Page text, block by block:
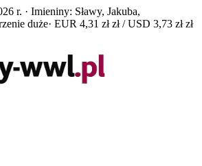
r. · Imieniny: Sławy, Jakuba,
duże· EUR 4,31 zł zł / USD 3,73 zł zł